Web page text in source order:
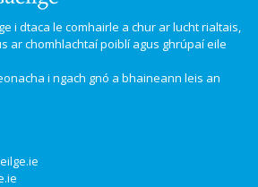
i dtaca le comhairle a chur ar lucht rialtais,
ar chomhlachtaí poiblí agus ghrúpaí eile
i ngach gnó a bhaineann leis an